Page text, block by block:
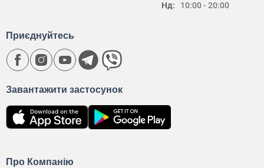
Нд:
10:00 - 20:00
Про Компанію
Завантажити застосунок
Приєднуйтесь